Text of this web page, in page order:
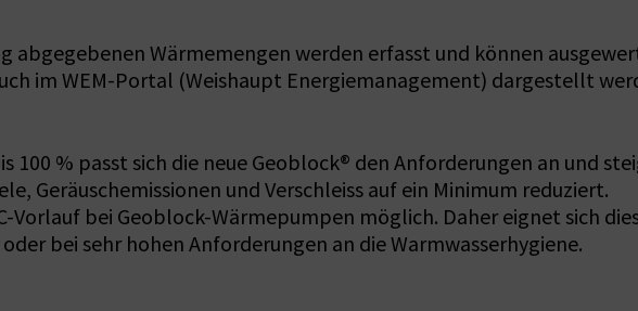
abgegebenen Wärmemengen werden erfasst und können
im WEM-Portal (Weishaupt Energiemanagement) dargestellt
% passt sich die neue Geoblock® den Anforderungen an und
Geräuschemissionen und Verschleiss auf ein Minimum reduziert.
Vorlauf bei Geoblock-Wärmepumpen möglich. Daher eignet sich
bei sehr hohen Anforderungen an die Warmwasserhygiene.